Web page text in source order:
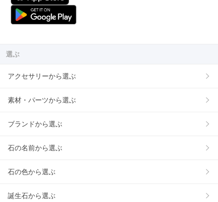
選ぶ
アクセサリーから選ぶ
素材・パーツから選ぶ
ブランドから選ぶ
石の名前から選ぶ
石の色から選ぶ
誕生石から選ぶ